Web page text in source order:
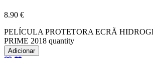
8.90 €
PELÍCULA PROTETORA ECRÃ
PRIME 2018 quantity
Adicionar